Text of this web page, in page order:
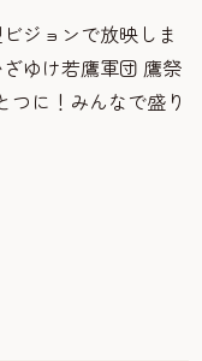
ジョンで放映しま
ゆけ若鷹軍団 鷹祭
つに！みんなで盛り